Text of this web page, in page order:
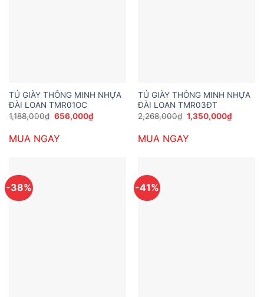
TỦ GIÀY THÔNG MINH NHỰA
ĐÀI LOAN TMR01OC
1,188,000₫ Giá
1,188,000₫.
656,000₫Giá
hiện
MUA NGAY
TỦ GIÀY THÔNG MINH NHỰA
ĐÀI LOAN TMR03ĐT
2,268,000₫ Giá
gốc
2,268,000₫.
1,350,000₫Giá
hiện
MUA NGAY
-38% -41%